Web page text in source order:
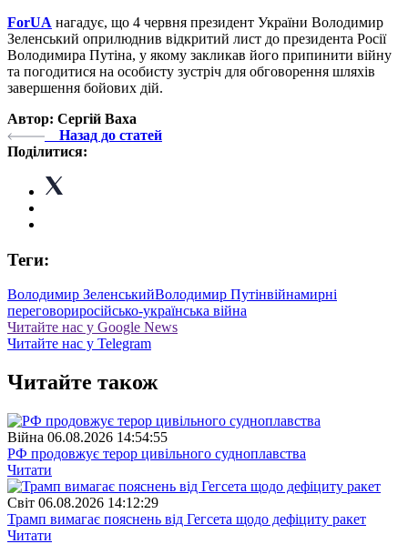
ForUA нагадує, що 4 червня президент України Володимир
Зеленський оприлюднив відкритий лист до президента Росії
Володимира Путіна, у якому закликав його припинити війну
та погодитися на особисту зустріч для обговорення шляхів
завершення бойових дій.
Автор: Сергій Ваха
Назад до статей
Поділитися:
Теги:
Володимир ЗеленськийВолодимир Путінвійнамирні
переговориросійсько-українська війна
Читайте нас у Google News
Читайте нас у Telegram
Читайте також
Війна 06.08.2026 14:54:55
РФ продовжує терор цивільного судноплавства
Читати
Свiт 06.08.2026 14:12:29
Трамп вимагає пояснень від Гегсета щодо дефіциту ракет
Читати